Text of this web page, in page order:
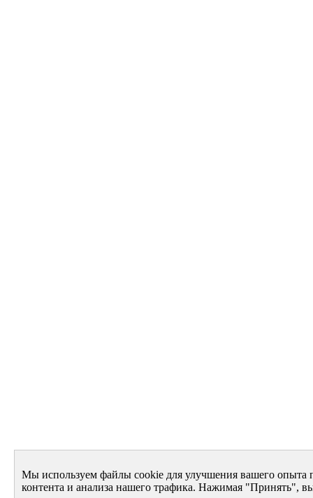
Мы используем файлы cookie для улучшения вашего опыта
контента и анализа нашего трафика. Нажимая "Принять",